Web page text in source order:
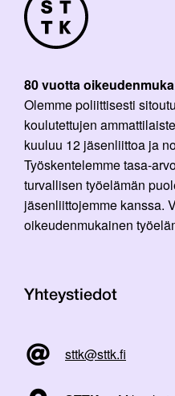
80 vuotta
Olemme poliittisesti
koulutettujen
kuuluu 12 jäsenliittoa ja
Työskentelemme tasa-
turvallisen työelämän
jäsenliittojemme kanssa.
oikeudenmukainen
Yhteystiedot
sttk@sttk.fi